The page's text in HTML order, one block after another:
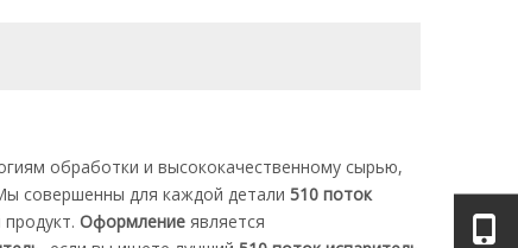
обработки и высококачественному сырью,
совершенны для каждой детали 510 поток
Оформление является